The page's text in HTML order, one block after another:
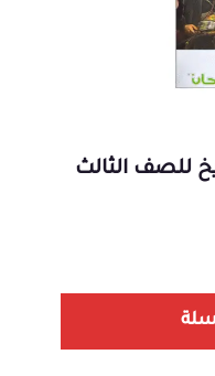
للصف الثالث